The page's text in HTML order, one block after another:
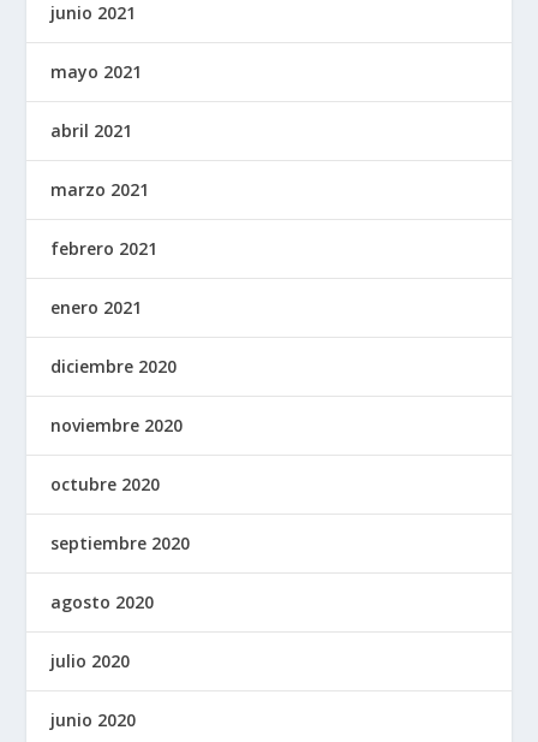
junio 2021
mayo 2021
abril 2021
marzo 2021
febrero 2021
enero 2021
diciembre 2020
noviembre 2020
octubre 2020
septiembre 2020
agosto 2020
julio 2020
junio 2020